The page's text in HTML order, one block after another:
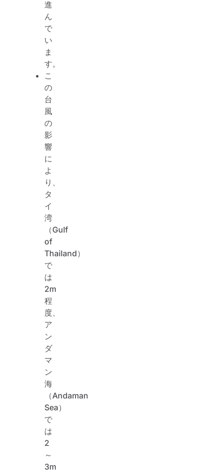
進
ん
で
い
ま
す。
こ
の
台
風
の
影
響
に
よ
り、
タ
イ
湾
（Gulf
of
Thailand）
で
は
2m
程
度、
ア
ン
ダ
マ
ン
海
（Andaman
Sea）
で
は
2
～
3m